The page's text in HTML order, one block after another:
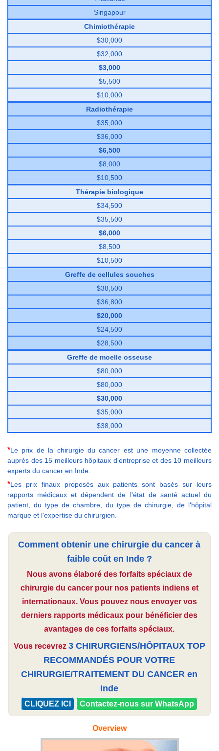
Singapour
Chimiothérapie
$30,000
$32,000
$3,000
$5,500
$10,000
Radiothérapie
$35,000
$36,000
$6,500
$8,000
$10,500
Thérapie biologique
$34,500
$35,500
$6,000
$8,500
$10,500
Greffe de cellules souches
$38,500
$36,800
$20,000
$24,500
$28,500
Greffe de moelle osseuse
$80,000
$80,000
$30,000
$35,000
$38,000
*Le prix de la chirurgie du cancer est une moyenne collectée
auprès des 15 meilleurs hôpitaux d'entreprise et des 10 meilleurs
experts du cancer en Inde.
*Les prix finaux proposés aux patients sont basés sur leurs
rapports médicaux et dépendent de l'état de santé actuel du
patient, du type de chambre, du type de chirurgie, de l'hôpital
marque et l'expertise du chirurgien.
Comment obtenir une chirurgie du cancer à
faible coût en Inde ?
Nous avons élaboré des forfaits spéciaux de
chirurgie du cancer pour nos patients indiens et
internationaux. Vous pouvez nous envoyer vos
derniers rapports médicaux pour bénéficier des
avantages de ces forfaits spéciaux.
Vous recevrez 3 CHIRURGIENS/HÔPITAUX TOP
RECOMMANDÉS POUR VOTRE
CHIRURGIE/TRAITEMENT DU CANCER en
Inde
CLIQUEZ ICI Contactez-nous sur WhatsApp
Overview